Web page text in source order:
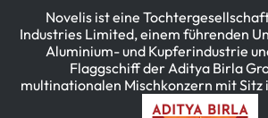
Novelis ist eine
Industries Limited, einem führenden
Aluminium- und Kupferindustrie
Flaggschiff der Aditya Birla
multinationalen Mischkonzern mit Sitz